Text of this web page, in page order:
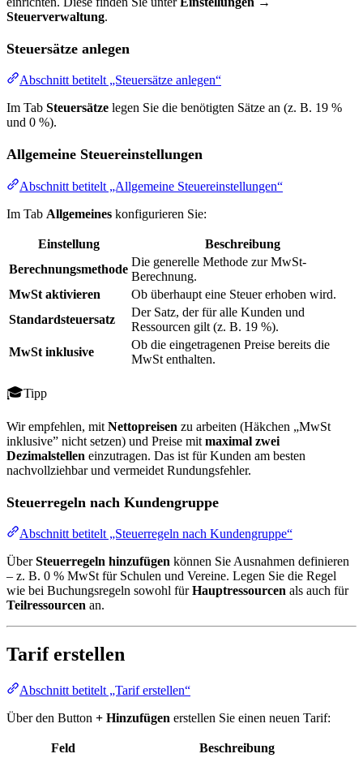
Steuerverwaltung.
Steuersätze anlegen
Abschnitt betitelt „Steuersätze anlegen“
Im Tab Steuersätze legen Sie die benötigten Sätze an (z. B. 19 %
und 0 %).
Allgemeine Steuereinstellungen
Abschnitt betitelt „Allgemeine Steuereinstellungen“
Im Tab Allgemeines konfigurieren Sie:
Einstellung
Beschreibung
Berechnungsmethode
Die generelle Methode zur MwSt-
Berechnung.
MwSt aktivieren
Ob überhaupt eine Steuer erhoben wird.
Standardsteuersatz
Der Satz, der für alle Kunden und
Ressourcen gilt (z. B. 19 %).
MwSt inklusive
Ob die eingetragenen Preise bereits die
MwSt enthalten.
Tipp
Wir empfehlen, mit Nettopreisen zu arbeiten (Häkchen „MwSt
inklusive” nicht setzen) und Preise mit maximal zwei
Dezimalstellen einzutragen. Das ist für Kunden am besten
nachvollziehbar und vermeidet Rundungsfehler.
Steuerregeln nach Kundengruppe
Abschnitt betitelt „Steuerregeln nach Kundengruppe“
ÜberSteuerregeln hinzufügen können Sie Ausnahmen definieren
– z. B. 0 % MwSt für Schulen und Vereine. Legen Sie die Regel
wie bei Buchungsregeln sowohl fürHauptressourcen als auch für
Teilressourcen an.
Tarif erstellen
Abschnitt betitelt „Tarif erstellen“
Über den Button + Hinzufügen erstellen Sie einen neuen Tarif:
Feld
Beschreibung